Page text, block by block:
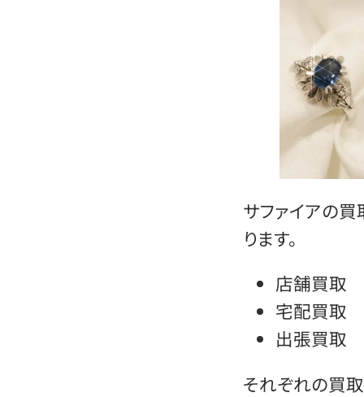
サファイアの
ります。
店舗買取
宅配買取
出張買取
それぞれの買